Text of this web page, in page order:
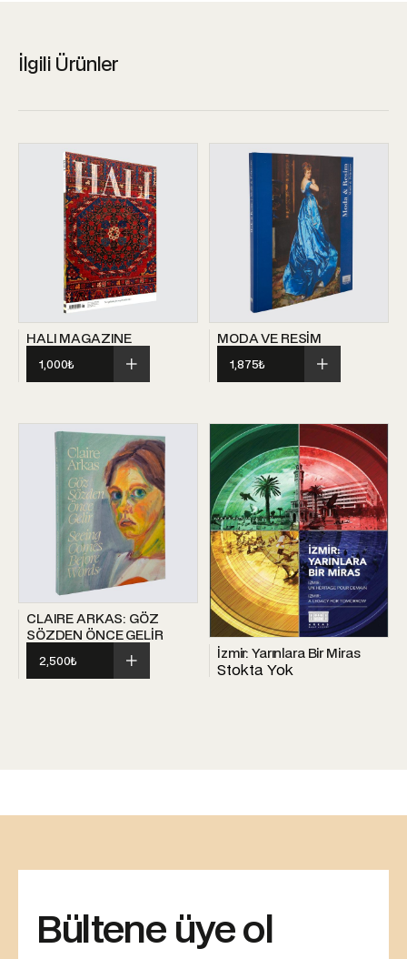
İlgili Ürünler
HALI MAGAZINE
1,000₺
MODA VE RESİM
1,875₺
CLAIRE ARKAS: GÖZ
SÖZDEN ÖNCE GELİR
2,500₺ İzmir: Yarınlara Bir Miras
Stokta Yok
Bültene üye ol